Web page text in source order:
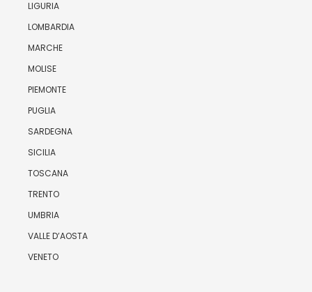
LIGURIA
LOMBARDIA
MARCHE
MOLISE
PIEMONTE
PUGLIA
SARDEGNA
SICILIA
TOSCANA
TRENTO
UMBRIA
VALLE D’AOSTA
VENETO